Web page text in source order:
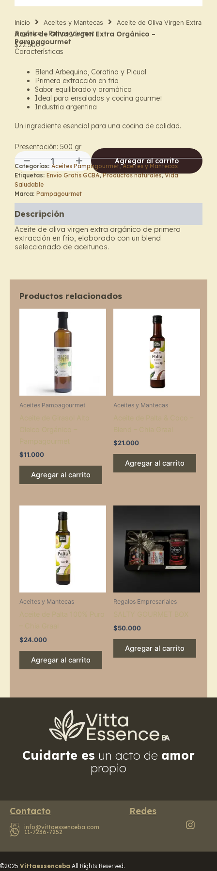
Inicio Aceites y Mantecas
Aceite de Oliva Virgen Extra
Orgánico – Pampagourmet
Aceite de Oliva Virgen Extra Orgánico –
Pampagourmet
$22.500
Características
Blend Arbequina, Coratina y Picual
Primera extracción en frío
Sabor equilibrado y aromático
Ideal para ensaladas y cocina gourmet
Industria argentina
Un ingrediente esencial para una cocina de calidad.
Presentación: 500 gr
Aceite
de
Oliva
Virgen
Extra
Orgánico
–
Pampagourmet
cantidad
Agregar al carrito
Categorías: Aceites Pampagourmet,Aceites y Mantecas
Etiquetas: Envio Gratis GCBA,Productos naturales,Vida
Saludable
Marca: Pampagourmet
Descripción
Aceite de oliva virgen extra orgánico de primera
extracción en frío, elaborado con un blend
seleccionado de aceitunas.
Productos relacionados
Aceites Pampagourmet
$11.000
Agregar al carrito
Aceites y Mantecas
$21.000
Agregar al carrito
Aceites y Mantecas
$24.000
Agregar al carrito
Regalos Empresariales
$50.000
Agregar al carrito
Cuidarte es un acto de amor
propio
Contacto
info@vittaessenceba.com
11-7236-7252
Redes
©2025 Vittaessenceba All Rights Reserved.